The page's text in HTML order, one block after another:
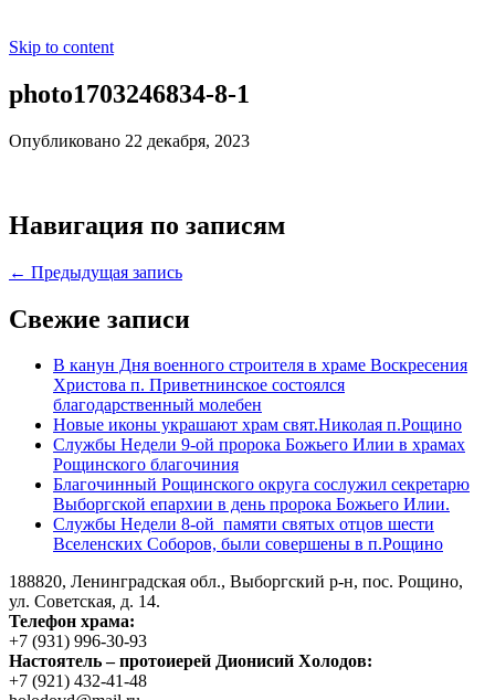
Skip to content
photo1703246834-8-1
Опубликовано 22 декабря, 2023
Навигация по записям
← Предыдущая запись
Свежие записи
В канун Дня военного строителя в храме Воскресения
Христова п. Приветнинское состоялся
благодарственный молебен
Новые иконы украшают храм свят.Николая п.Рощино
Службы Недели 9-ой пророка Божьего Илии в храмах
Рощинского благочиния
Благочинный Рощинского округа сослужил секретарю
Выборгской епархии в день пророка Божьего Илии.
Службы Недели 8-ой памяти святых отцов шести
Вселенских Соборов, были совершены в п.Рощино
188820, Ленинградская обл., Выборгский р-н, пос. Рощино,
ул. Советская, д. 14.
Телефон храма:
+7 (931) 996-30-93
Настоятель – протоиерей Дионисий Холодов:
+7 (921) 432-41-48